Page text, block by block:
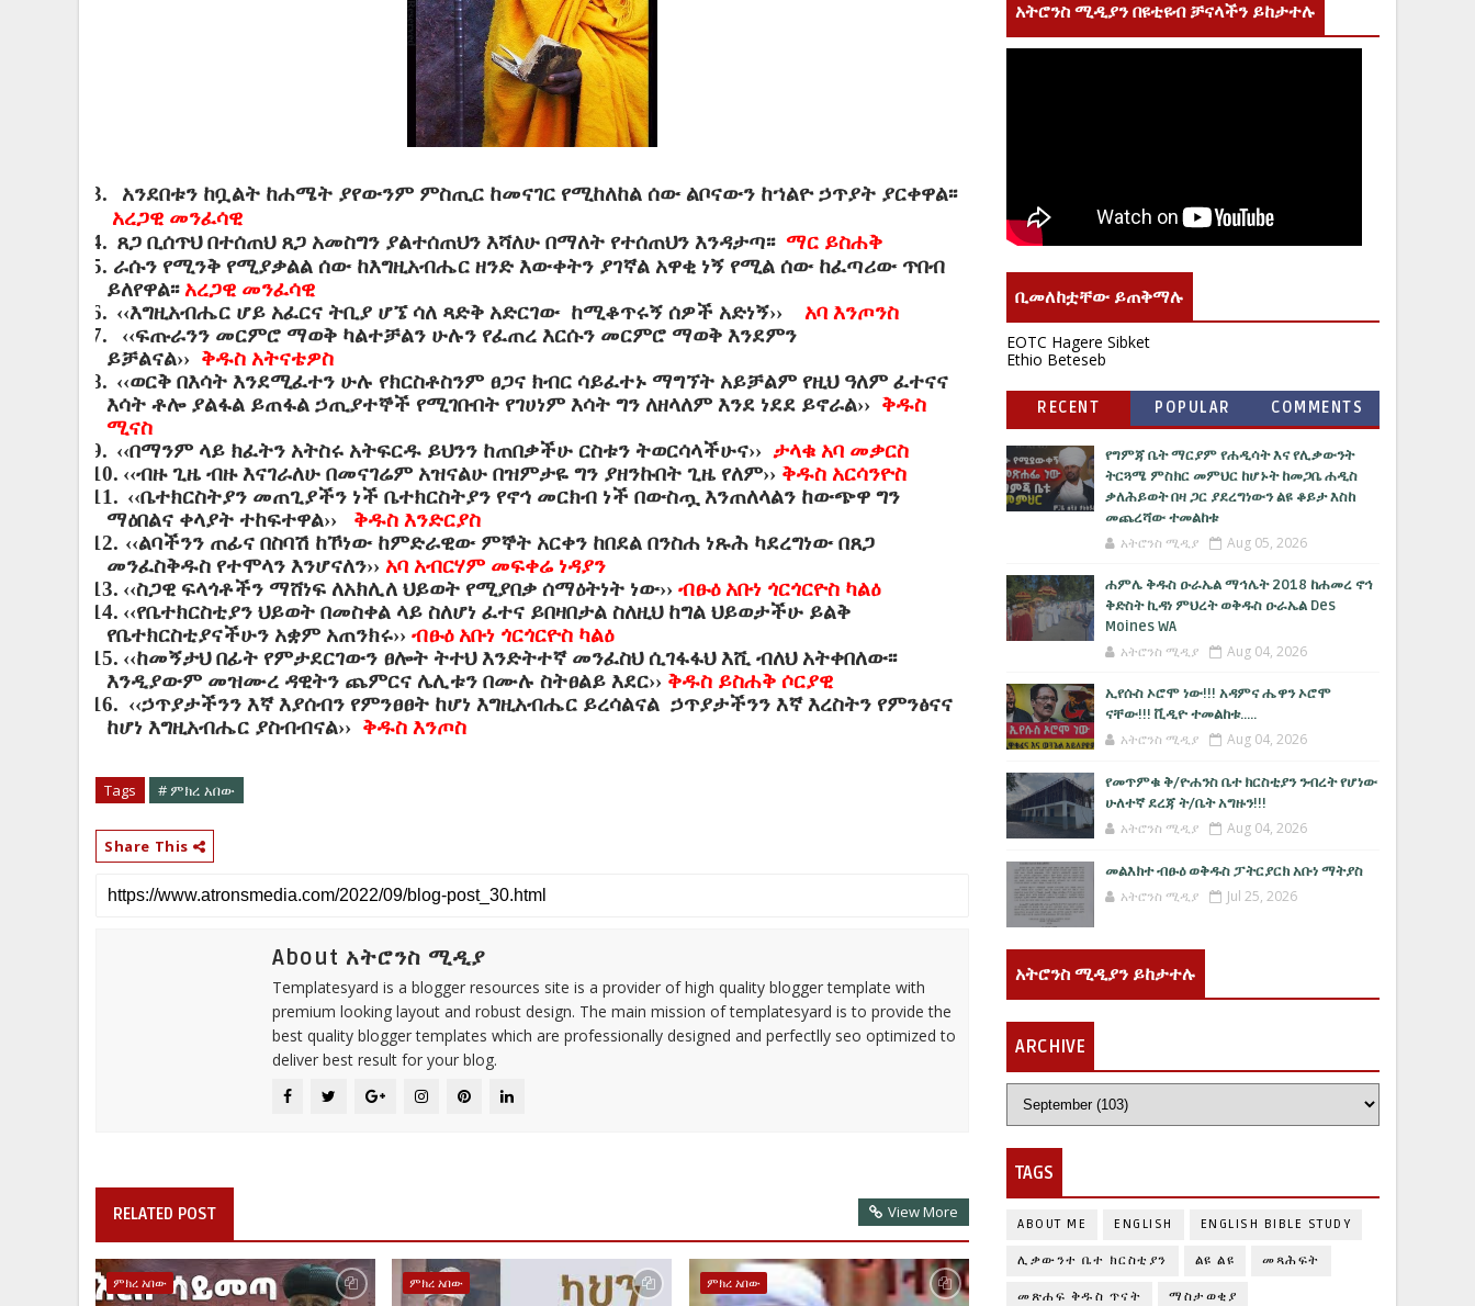
3.
አንደበቱን ከቧልት ከሐሜት ያየውንም ምስጢር ከመናገር የሚከለከል ሰው ልቦናውን ከኀልዮ ኃጥያት ያርቀዋል፡፡
አረጋዊ መንፈሳዊ
4. ጸጋ ቢሰጥህ በተሰጠህ ጸጋ አመስግን ያልተሰጠህን እሻለሁ በማለት የተሰጠህን እንዳታጣ፡፡ ማር ይስሐቅ
5. ራሱን የሚንቅ የሚያቃልል ሰው ከእግዚአብሔር ዘንድ እውቀትን ያገኛል አዋቂ ነኝ የሚል ሰው ከፈጣሪው ጥበብ
ይለየዋል፡፡ አረጋዊ መንፈሳዊ
6. ‹‹እግዚአብሔር ሆይ አፈርና ትቢያ ሆኜ ሳለ ጻድቅ አድርገው ከሚቆጥሩኝ ሰዎች አድነኝ›› አባ እንጦንስ
7.
‹‹ፍጡራንን መርምሮ ማወቅ ካልተቻልን ሁሉን የፈጠረ እርሱን መርምሮ ማወቅ እንደምን
ይቻልናል›› ቅዱስ አትናቴዎስ
8. ‹‹ወርቅ በእሳት እንደሚፈተን ሁሉ የክርስቶስንም ፀጋና ክብር ሳይፈተኑ ማግኘት አይቻልም የዚህ ዓለም ፈተናና
እሳት ቶሎ ያልፋል ይጠፋል ኃጢያተኞች የሚገቡበት የገሀነም እሳት ግን ለዘላለም እንደ ነደደ ይኖራል›› ቅዱስ
ሚናስ
9. ‹‹በማንም ላይ ክፈትን አትስሩ አትፍርዱ ይህንን ከጠበቃችሁ ርስቱን ትወርሳላችሁና›› ታላቁ አባ መቃርስ
10. ‹‹ብዙ ጊዜ ብዙ እናገራለሁ በመናገሬም አዝናልሁ በዝምታዬ ግን ያዘንኩበት ጊዜ የለም›› ቅዱስ አርሳንዮስ
11. ‹‹ቤተክርስትያን መጠጊያችን ነች ቤተክርስትያን የኖኅ መርክብ ነች በውስጧ እንጠለላልን ከውጭዋ ግን
ማዕበልና ቀላያት ተከፍተዋል›› ቅዱስ እንድርያስ
12. ‹‹ልባችንን ጠፊና በስባሽ ከኾነው ከምድራዊው ምኞት አርቀን ከበደል በንስሐ ነጹሕ ካደረግነው በጸጋ
መንፈስቅዱስ የተሞላን እንሆናለን›› አባ አብርሃም መፍቀሬ ነዳያን
13. ‹‹ስጋዊ ፍላጎቶችን ማሸነፍ ለአክሊለ ህይወት የሚያበቃ ሰማዕትነት ነው›› ብፁዕ አቡነ ጎርጎርዮስ ካልዕ
14. ‹‹የቤተክርስቲያን ህይወት በመስቀል ላይ ስለሆነ ፈተና ይበዛበታል ስለዚህ ከግል ህይወታችሁ ይልቅ
የቤተክርስቲያናችሁን አቋም አጠንክሩ›› ብፁዕ አቡነ ጎርጎርዮስ ካልዕ
15. ‹‹ከመኝታህ በፊት የምታደርገውን ፀሎት ትተህ እንድትተኛ መንፈስህ ሲገፋፋህ እሺ ብለህ አትቀበለው፡፡
እንዲያውም መዝሙረ ዳዊትን ጨምርና ሌሊቱን በሙሉ ስትፀልይ እደር›› ቅዱስ ይስሐቅ ሶርያዊ
16. ‹‹ኃጥያታችንን እኛ እያሰብን የምንፀፀት ከሆነ እግዚአብሔር ይረሳልናል ኃጥያታችንን እኛ እረስትን የምንፅናና
ከሆነ እግዚአብሔር ያስብብናል›› ቅዱስ እንጦስ
Tags # ምክረ አበው
Share This
About አትሮንስ ሚዲያ
Templatesyard is a blogger resources site is a provider of high quality blogger template with
premium looking layout and robust design. The main mission of templatesyard is to provide the
best quality blogger templates which are professionally designed and perfectlly seo optimized to
deliver best result for your blog.
RELATED POST View More
ምክረ አበው ምክረ አበው ምክረ አበው
አትሮንስ ሚዲያን በዩቲዩብ ቻናላችን ይከታተሉ
ቢመለከቷቸው ይጠቅማሉ
EOTC Hagere Sibket
Ethio Beteseb
RECENT POPULAR COMMENTS
የግምጃ ቤት ማርያም የሐዲሳት እና የሊቃውንት
ትርጓሜ ምስክር መምህር ከሆኑት ከመጋቤ ሐዲስ
ቃለሕይወት በዛ ጋር ያደረግነውን ልዩ ቆይታ እስከ
መጨረሻው ተመልከቱ
አትሮንስ ሚዲያ Aug 05, 2026
ሐምሌ ቅዱስ ዑራኤል ማኅሌት 2018 ከሐመረ ኖኅ
ቅድስት ኪዳነ ምህረት ወቅዱስ ዑራኤል Des
Moines WA
አትሮንስ ሚዲያ Aug 04, 2026
ኢየሱስ ኦሮሞ ነው!!! አዳምና ሔዋን ኦሮሞ
ናቸው!!! ቪዲዮ ተመልከቱ.....
አትሮንስ ሚዲያ Aug 04, 2026
የመጥምቁ ቅ/ዮሐንስ ቤተ ክርስቲያን ንብረት የሆነው
ሁለተኛ ደረጃ ት/ቤት አግዙን!!!
አትሮንስ ሚዲያ Aug 04, 2026
መልእክተ ብፁዕ ወቅዱስ ፓትርያርክ አቡነ ማትያስ
አትሮንስ ሚዲያ Jul 25, 2026
አትሮንስ ሚዲያን ይከታተሉ
ARCHIVE
TAGS
ABOUT ME ENGLISH ENGLISH BIBLE STUDY
ሊቃውንተ ቤተ ክርስቲያን ልዩ ልዩ መጻሕፍት
መጽሐፍ ቅዱስ ጥናት ማስታወቂያ